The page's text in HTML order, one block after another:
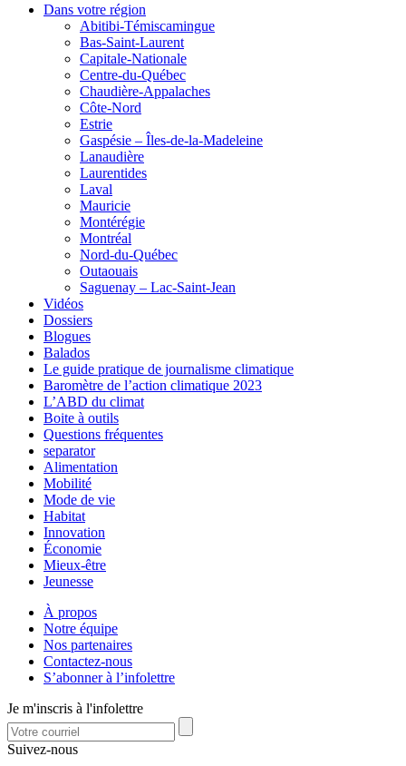
Dans votre région
Abitibi-Témiscamingue
Bas-Saint-Laurent
Capitale-Nationale
Centre-du-Québec
Chaudière-Appalaches
Côte-Nord
Estrie
Gaspésie – Îles-de-la-Madeleine
Lanaudière
Laurentides
Laval
Mauricie
Montérégie
Montréal
Nord-du-Québec
Outaouais
Saguenay – Lac-Saint-Jean
Vidéos
Dossiers
Blogues
Balados
Le guide pratique de journalisme climatique
Baromètre de l’action climatique 2023
L’ABD du climat
Boite à outils
Questions fréquentes
separator
Alimentation
Mobilité
Mode de vie
Habitat
Innovation
Économie
Mieux-être
Jeunesse
À propos
Notre équipe
Nos partenaires
Contactez-nous
S’abonner à l’infolettre
Je m'inscris à l'infolettre
Suivez-nous